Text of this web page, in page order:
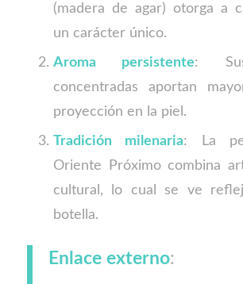
(madera de agar) otorga a
un carácter único.
Aroma persistente:
concentradas aportan
proyección en la piel.
Tradición milenaria: La
Oriente Próximo combina
cultural, lo cual se ve
botella.
Enlace externo: